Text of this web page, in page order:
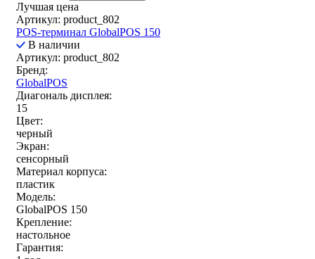
Лучшая цена
Артикул: product_802
POS-терминал GlobalPOS 150
В наличии
Артикул: product_802
Бренд:
GlobalPOS
Диагональ дисплея:
15
Цвет:
черный
Экран:
сенсорный
Материал корпуса:
пластик
Модель:
GlobalPOS 150
Крепление:
настольное
Гарантия: